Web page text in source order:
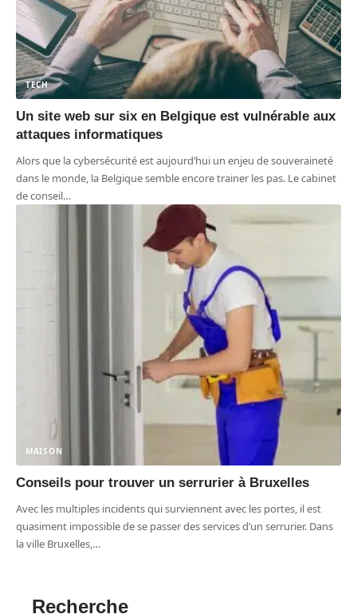
TECH
Un site web sur six en Belgique est vulnérable aux
attaques informatiques
Alors que la cybersécurité est aujourd’hui un enjeu de souveraineté
dans le monde, la Belgique semble encore trainer les pas. Le cabinet
de conseil…
MAISON
Conseils pour trouver un serrurier à Bruxelles
Avec les multiples incidents qui surviennent avec les portes, il est
quasiment impossible de se passer des services d’un serrurier. Dans
la ville Bruxelles,…
Recherche